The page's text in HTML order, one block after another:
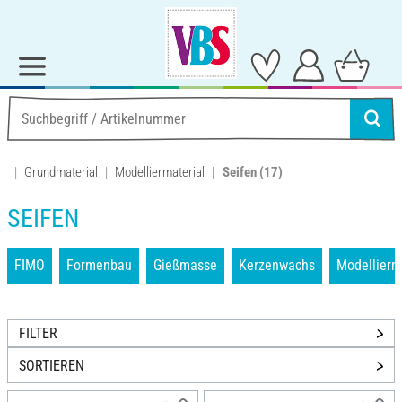
Grundmaterial Modelliermaterial Seifen (17)
SEIFEN
FIMO Formenbau Gießmasse Kerzenwachs
FILTER
SORTIEREN